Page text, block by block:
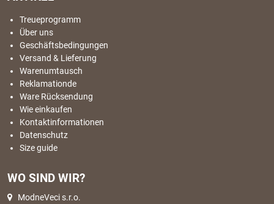
Treueprogramm
Über uns
Geschäftsbedingungen
Versand & Lieferung
Warenumtausch
Reklamationde
Ware Rücksendung
Wie einkaufen
Kontaktinformationen
Datenschutz
Size guide
WO SIND WIR?
ModneVeci s.r.o.